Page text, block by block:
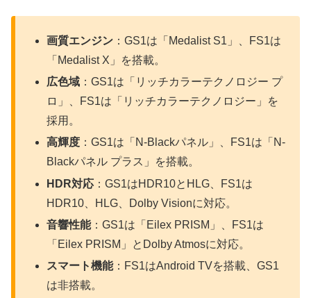
画質エンジン ：GS1は「Medalist S1」、FS1は
「Medalist X」を搭載。
広色域 ：GS1は「リッチカラーテクノロジー プ
ロ」、FS1は「リッチカラーテクノロジー」を
採用。
高輝度 ：GS1は「N-Blackパネル」、FS1は「N-
Blackパネル プラス」を搭載。
HDR対応 ：GS1はHDR10とHLG、FS1は
HDR10、HLG、Dolby Visionに対応。
音響性能：GS1は「Eilex PRISM」、FS1は
「Eilex PRISM」とDolby Atmosに対応。
スマート機能：FS1はAndroid TVを搭載、GS1
は非搭載。